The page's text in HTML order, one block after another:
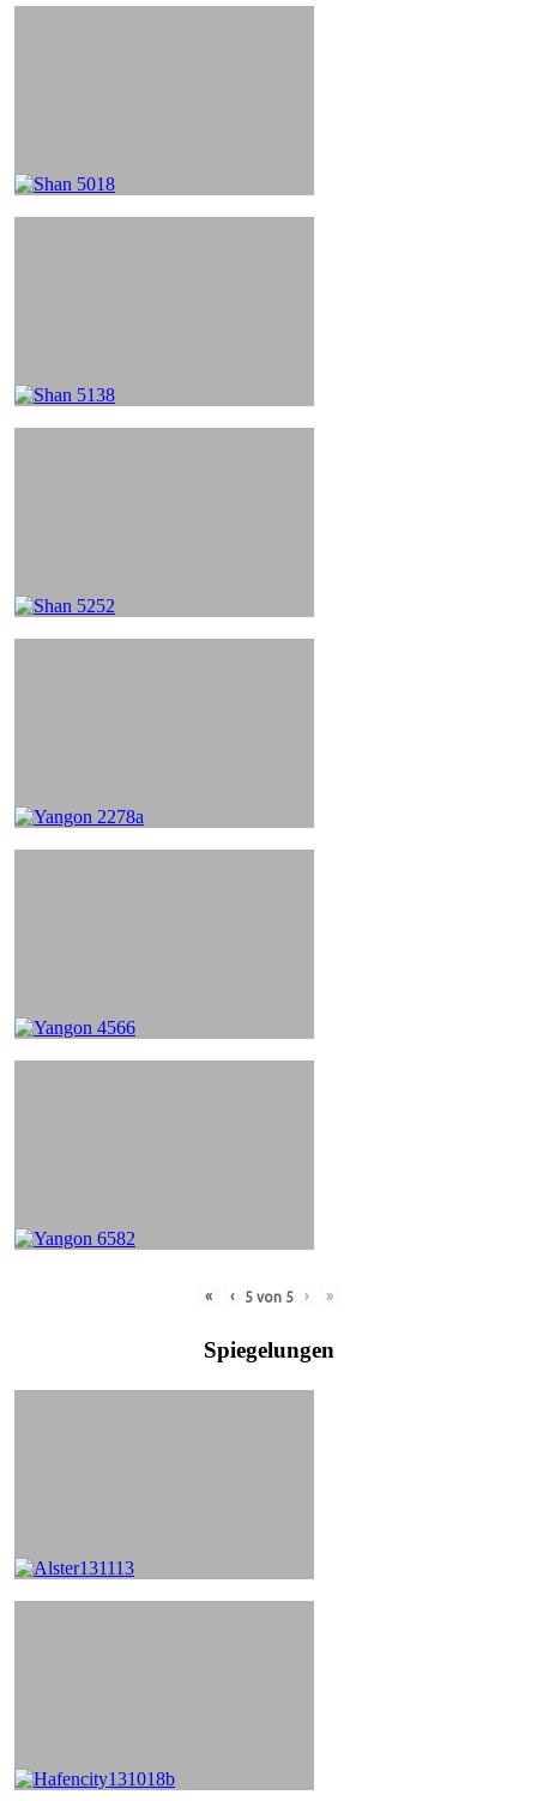
« ‹ 5von 5 › »
Spiegelungen